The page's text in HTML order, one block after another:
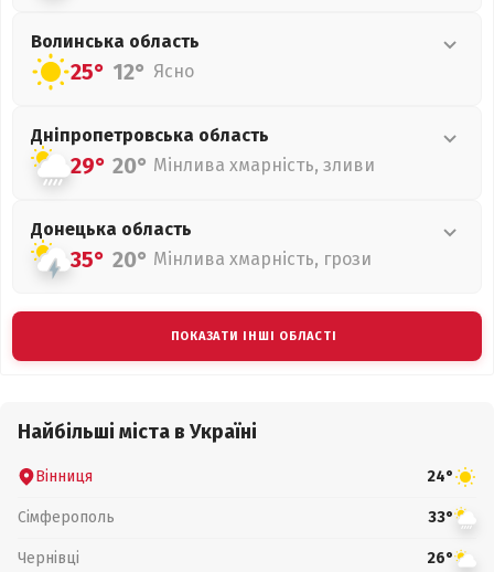
Волинська область
25° 12° Ясно
Дніпропетровська область
29° 20° Мінлива хмарність, зливи
Донецька область
35° 20° Мінлива хмарність, грози
ПОКАЗАТИ ІНШІ ОБЛАСТІ
Найбільші міста в Україні
Вінниця 24°
Сімферополь 33°
Чернівці 26°